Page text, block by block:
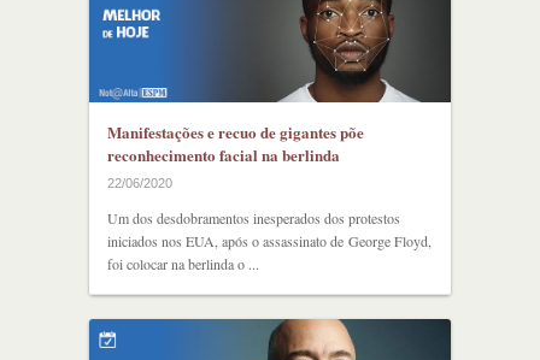
Manifestações e recuo de gigantes põe
reconhecimento facial na berlinda
22/06/2020
Um dos desdobramentos inesperados dos protestos
iniciados nos EUA, após o assassinato de George Floyd,
foi colocar na berlinda o ...